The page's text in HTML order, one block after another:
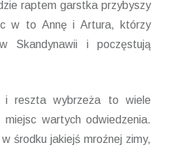
raptem garstka przybyszy
w to Annę i Artura, którzy
Skandynawii i poczęstują
reszta wybrzeża to wiele
wartych odwiedzenia.
środku jakiejś mroźnej zimy,